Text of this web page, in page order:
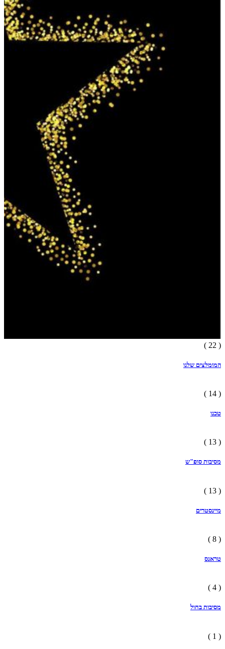
( 22 )
המומלצים שלנו
( 14 )
טכנו
( 13 )
מסיבות סופ"ש
( 13 )
מיינסטרים
( 8 )
טראנס
( 4 )
מסיבות בחול
( 1 )